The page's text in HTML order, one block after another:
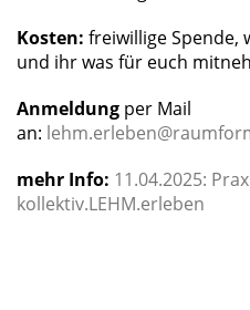
Kosten: freiwillige Spende,
und ihr was für euch
Anmeldung per Mail
an:
mehr Info: 11.04.2025:
kollektiv.LEHM.erleben